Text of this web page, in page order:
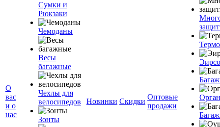
О
вас
и о
нас
Сумки и
Рюкзаки
Чемоданы
Весы
багажные
Чехлы для
велосипедов
Зонты
Новинки Скидки
Оптовые
продажи